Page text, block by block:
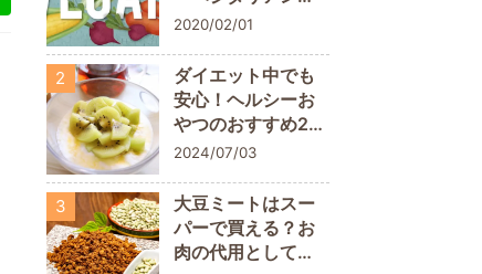
の違い！
2020/02/01
ダイエット中でも
安心！ヘルシーお
やつのおすすめ20
商品
2024/07/03
2
大豆ミートはスー
パーで買える？お
肉の代用として取
3